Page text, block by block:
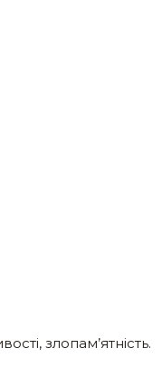
злопам’ятність.